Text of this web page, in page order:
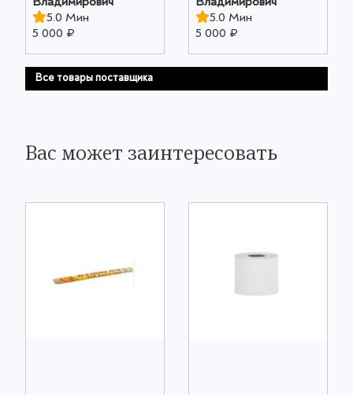
5.0 Мин
5 000 ₽
5.0 Мин
5 000 ₽
Все товары поставщика
Вас может заинтересовать